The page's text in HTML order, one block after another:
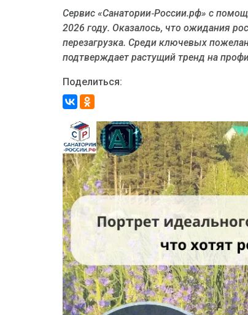
Сервис «Санатории‑России.рф» с
2026 году. Оказалось, что ожидания
перезагрузка. Среди ключевых
подтверждает растущий тренд на
Поделиться: